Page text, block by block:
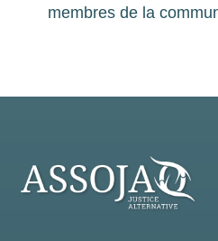
membres de la